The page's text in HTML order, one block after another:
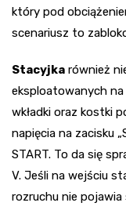
który pod
scenariusz to
Stacyjka również
eksploatowanych
wkładki oraz kostki
napięcia na zacisku
START. To da się
V. Jeśli na wejściu
rozruchu nie